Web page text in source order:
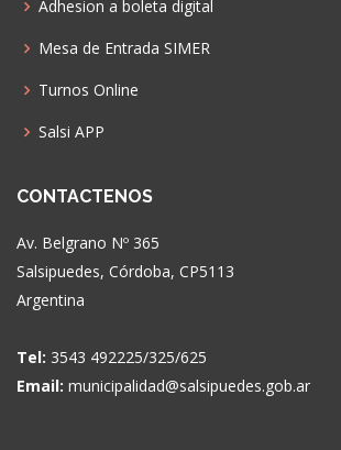
Adhesion a boleta digital
Mesa de Entrada SIMER
Turnos Online
Salsi APP
CONTACTENOS
Av. Belgrano Nº 365
Salsipuedes, Córdoba, CP5113
Argentina
Tel: 3543 492225/325/625
Email: municipalidad@salsipuedes.gob.ar